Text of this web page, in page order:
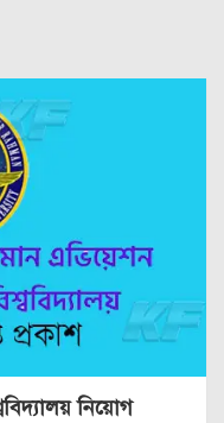
নিয়োগ